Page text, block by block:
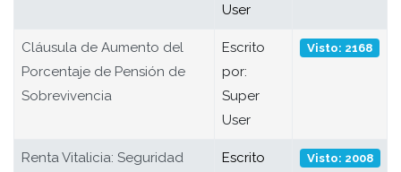
User
Cláusula de Aumento del
Porcentaje de Pensión de
Sobrevivencia
Escrito
por:
Super
User
Visto: 2168
Renta Vitalicia: Seguridad
Escrito
Visto: 2008